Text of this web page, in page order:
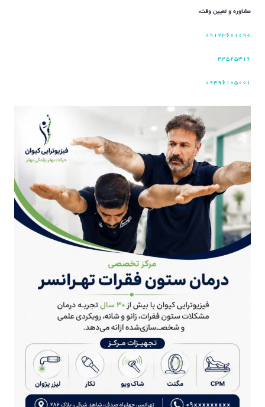
مشاوره و تعیین وقت:
۰۹۱۲۳۶۰۱۰۹۰
۴۴۵۲۵۳۱۶
۰۹۳۹۶۱۰۵۰۰۱